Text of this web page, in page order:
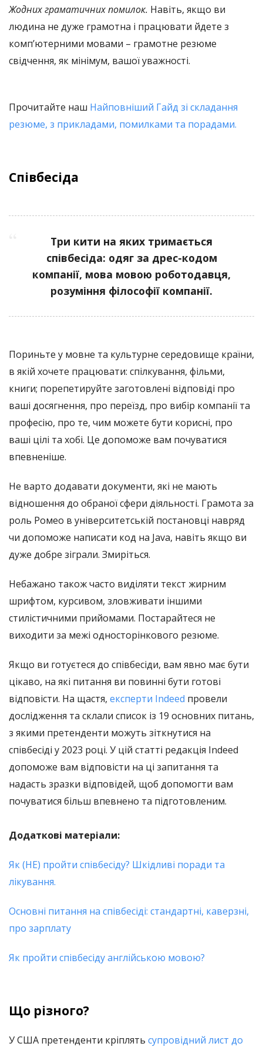
Жодних граматичних помилок. Навіть, якщо ви
людина не дуже грамотна і працювати йдете з
комп’ютерними мовами – грамотне резюме
свідчення, як мінімум, вашої уважності.
Прочитайте наш Найповніший Гайд зі складання
резюме, з прикладами, помилками та порадами.
Співбесіда
Три кити на яких тримається
співбесіда: одяг за дрес-кодом
компанії, мова мовою роботодавця,
розуміння філософії компанії.
Пориньте у мовне та культурне середовище країни,
в якій хочете працювати: спілкування, фільми,
книги; порепетируйте заготовлені відповіді про
ваші досягнення, про переїзд, про вибір компанії та
професію, про те, чим можете бути корисні, про
ваші цілі та хобі. Це допоможе вам почуватися
впевненіше.
Не варто додавати документи, які не мають
відношення до обраної сфери діяльності. Грамота за
роль Ромео в університетській постановці навряд
чи допоможе написати код на Java, навіть якщо ви
дуже добре зіграли. Змиріться.
Небажано також часто виділяти текст жирним
шрифтом, курсивом, зловживати іншими
стилістичними прийомами. Постарайтеся не
виходити за межі односторінкового резюме.
Якщо ви готуєтеся до співбесіди, вам явно має бути
цікаво, на які питання ви повинні бути готові
відповісти. На щастя, експерти Indeed провели
дослідження та склали список із 19 основних питань,
з якими претенденти можуть зіткнутися на
співбесіді у 2023 році. У цій статті редакція Indeed
допоможе вам відповісти на ці запитання та
надасть зразки відповідей, щоб допомогти вам
почуватися більш впевнено та підготовленим.
Додаткові матеріали:
Як (НЕ) пройти співбесіду? Шкідливі поради та
лікування.
Основні питання на співбесіді: стандартні, каверзні,
про зарплату
Як пройти співбесіду англійською мовою?
Що різного?
У США претенденти кріплять супровідний лист до